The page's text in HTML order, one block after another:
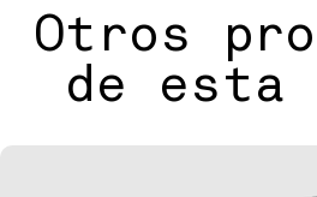
Otros
de esta